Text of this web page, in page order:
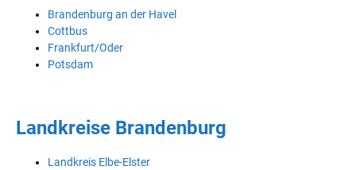
Brandenburg an der Havel
Cottbus
Frankfurt/Oder
Potsdam
Landkreise Brandenburg
Landkreis Elbe-Elster